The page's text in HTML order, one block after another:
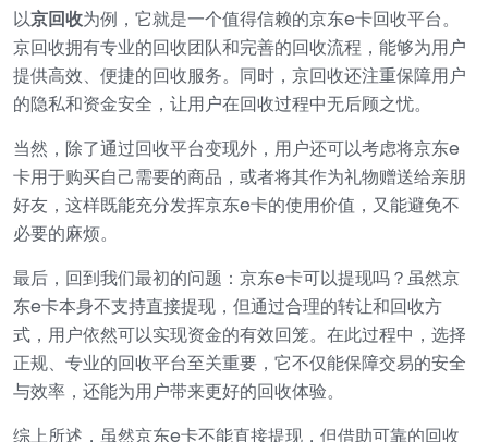
以京回收为例，它就是一个值得信赖的京东e卡回收平台。
京回收拥有专业的回收团队和完善的回收流程，能够为用户
提供高效、便捷的回收服务。同时，京回收还注重保障用户
的隐私和资金安全，让用户在回收过程中无后顾之忧。
当然，除了通过回收平台变现外，用户还可以考虑将京东e
卡用于购买自己需要的商品，或者将其作为礼物赠送给亲朋
好友，这样既能充分发挥京东e卡的使用价值，又能避免不
必要的麻烦。
最后，回到我们最初的问题：京东e卡可以提现吗？虽然京
东e卡本身不支持直接提现，但通过合理的转让和回收方
式，用户依然可以实现资金的有效回笼。在此过程中，选择
正规、专业的回收平台至关重要，它不仅能保障交易的安全
与效率，还能为用户带来更好的回收体验。
综上所述，虽然京东e卡不能直接提现，但借助可靠的回收